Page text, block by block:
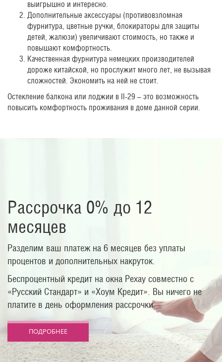
выигрышно и интересно.
Дополнительные аксессуары (противовзломная
фурнитура, цветные ручки, блокираторы для защиты
детей, жалюзи) увеличивают стоимость, но также и
повышают комфортность.
Качественная фурнитура немецких производителей
дороже китайской, но прослужит много лет, не вызывая
сложностей. Экономить на ней не стоит.
Остекление балкона или лоджии в II-29 – это возможность
повысить комфортность проживания в доме данной серии.
Рассрочка 0% до 12
месяцев
Разделим ваш платеж на 6 месяцев без уплаты
процентов и дополнительных накруток.
Беспроцентный кредит на окна Рехау совместно с
«Русский Стандарт» и «Хоум Кредит». Вы ничего не
платите в день оформления рассрочки.
ПОДРОБНЕЕ